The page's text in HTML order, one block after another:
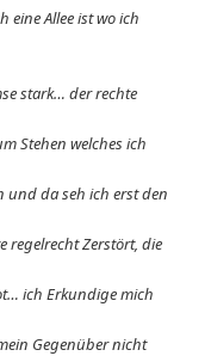
eine Allee ist wo ich
stark… der rechte
Stehen welches ich
und da seh ich erst den
regelrecht Zerstört, die
ich Erkundige mich
Gegenüber nicht